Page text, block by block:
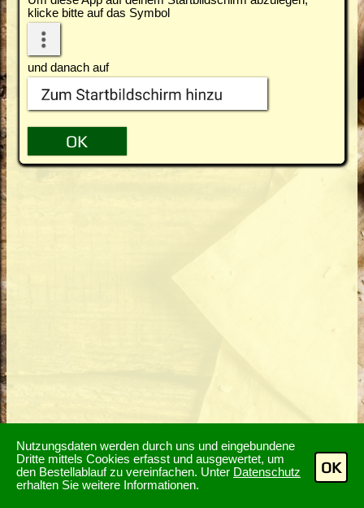
Nutzungsdaten werden durch uns und eingebundene
Dritte mittels Cookies erfasst und ausgewertet, um
den Bestellablauf zu vereinfachen. Unter Datenschutz
erhalten Sie weitere Informationen.
OK
klicke bitte auf das Symbol
und danach auf